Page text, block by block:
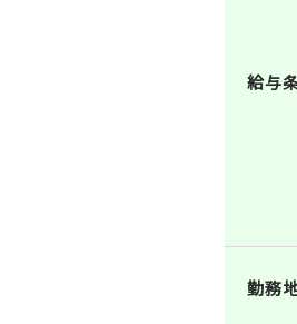
給与
勤務